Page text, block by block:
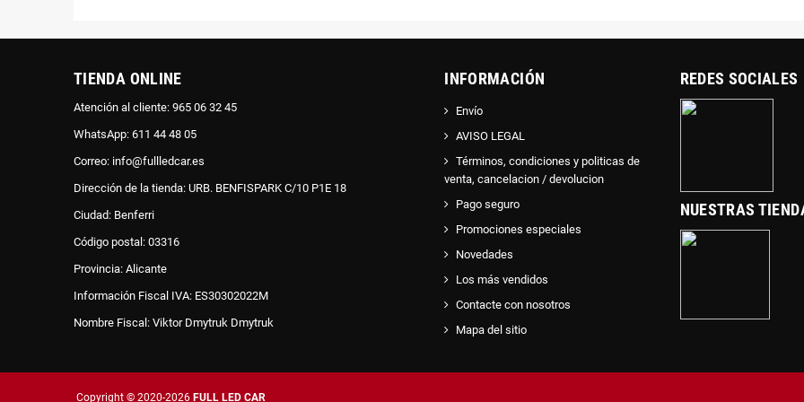
TIENDA ONLINE
Atención al cliente: 965 06 32 45
WhatsApp: 611 44 48 05
Correo: info@fullledcar.es
Dirección de la tienda: URB. BENFISPARK C/10 P1E 18
Ciudad: Benferri
Código postal: 03316
Provincia: Alicante
Información Fiscal IVA: ES30302022M
Nombre Fiscal: Viktor Dmytruk Dmytruk
INFORMACIÓN
Envío
AVISO LEGAL
Términos, condiciones y politicas de
venta, cancelacion / devolucion
Pago seguro
Promociones especiales
Novedades
Los más vendidos
Contacte con nosotros
Mapa del sitio
REDES SOCIALES
NUESTRAS
Copyright © 2020-2026 FULL LED CAR